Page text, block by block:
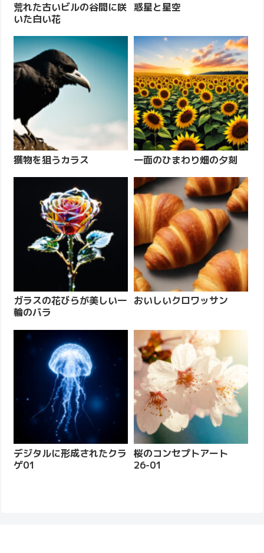
荒れた古いビルの谷間に咲
いた白い花
惑星と星空
獲物を狙うカラス 一面のひまわり畑の夕刻
ガラスの花びらが美しい一
輪のバラ
おいしいクロワッサン
デジタルに形成されたクラ
ゲ01
桜のコンセプトアート
26-01